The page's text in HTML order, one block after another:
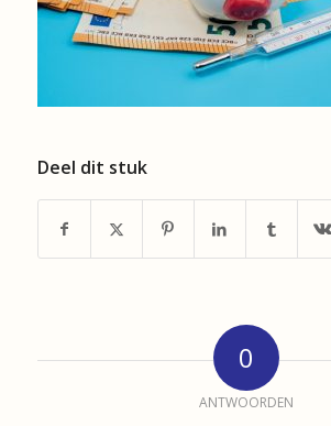
Deel dit stuk
0
ANTWOORDEN